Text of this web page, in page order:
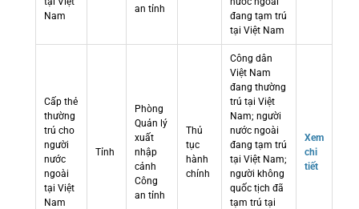
Nam
an tỉnh
đang tạm trú
tại Việt Nam
Cấp thẻ
thường
trú cho
người
nước
ngoài
tại Việt
Nam
Tỉnh
Phòng
Quản lý
xuất
nhập
cảnh
Công
an tỉnh
Thủ
tục
hành
chính
Công dân
Việt Nam
đang thường
trú tại Việt
Nam; người
nước ngoài
đang tạm trú
tại Việt Nam;
người không
quốc tịch đã
tạm trú tại
Xem
chi
tiết